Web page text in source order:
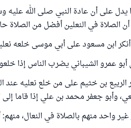
يدل على أن عادة النبي صلى الله عليه
الصلاة في النعلين أفضل من الصلاة
ابن مسعود على أبي موسى خلعه
أبو عمرو الشيباني يضرب الناس إذا
الربيع بن خثيم على من خلع نعليه عند
وأبو جعفر محمد بن علي إذا قاما إلى
واحد منهم بالصلاة في النعال، منهم: